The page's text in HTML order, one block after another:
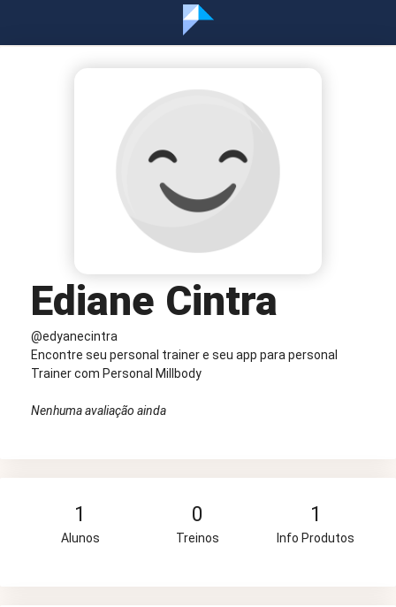
Ediane Cintra
@edyanecintra
Encontre seu personal trainer e seu app para personal
Trainer com Personal Millbody
Nenhuma avaliação ainda
1
Alunos
0
Treinos
1
Info Produtos